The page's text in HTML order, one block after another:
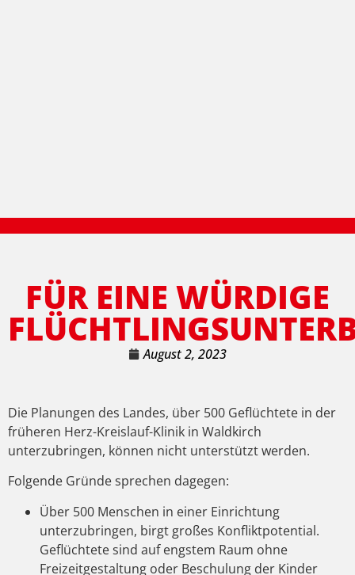
FÜR EINE WÜRDIGE
August 2, 2023
Die Planungen des Landes, über 500 Geflüchtete in der
früheren Herz-Kreislauf-Klinik in Waldkirch
unterzubringen, können nicht unterstützt werden.
Folgende Gründe sprechen dagegen:
Über 500 Menschen in einer Einrichtung
unterzubringen, birgt großes Konfliktpotential.
Geflüchtete sind auf engstem Raum ohne
Freizeitgestaltung oder Beschulung der Kinder